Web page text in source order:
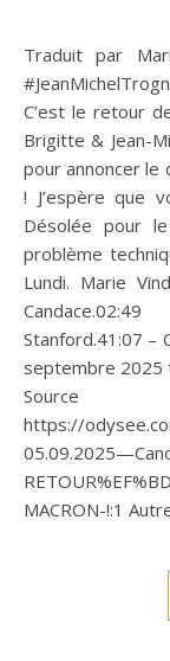
Traduit par Marie Vindigni – Sortie le 5 sept. 2025
C’est le retour
Brigitte & Jean-
pour annoncer le
! J’espère que
Désolée pour
problème
Lundi. Marie
Stanford.41:07 –
septembre 2025
https://
MACRON-!:1